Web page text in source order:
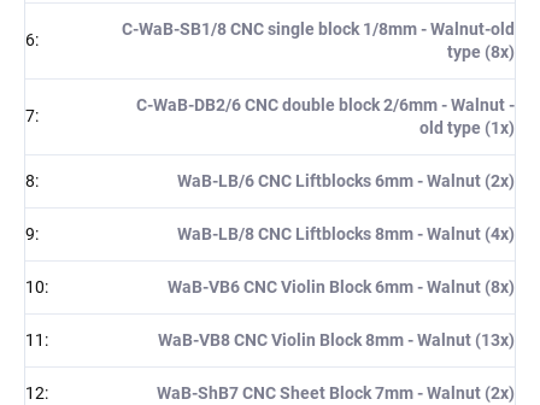
6:
C-WaB-SB1/8 CNC single block 1/8mm - Walnut-old
type (8x)
7:
C-WaB-DB2/6 CNC double block 2/6mm - Walnut -
old type (1x)
8: WaB-LB/6 CNC Liftblocks 6mm - Walnut (2x)
9: WaB-LB/8 CNC Liftblocks 8mm - Walnut (4x)
10: WaB-VB6 CNC Violin Block 6mm - Walnut (8x)
11 : WaB-VB8 CNC Violin Block 8mm - Walnut (13x)
12: WaB-ShB7 CNC Sheet Block 7mm - Walnut (2x)